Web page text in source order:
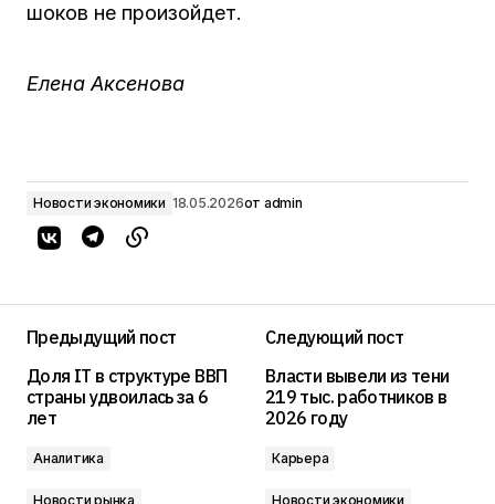
шоков не произойдет.
Елена Аксенова
Новости экономики 18.05.2026от admin
Предыдущий пост
Доля IT в структуре ВВП
страны удвоилась за 6
лет
Аналитика
Новости рынка
Следующий пост
Власти вывели из тени
219 тыс. работников в
2026 году
Карьера
Новости экономики